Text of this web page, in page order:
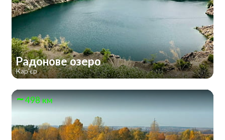
Радонове озеро
Кар'єр
498 км